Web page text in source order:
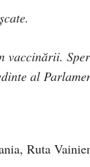
vaccinării.
al
Ruta